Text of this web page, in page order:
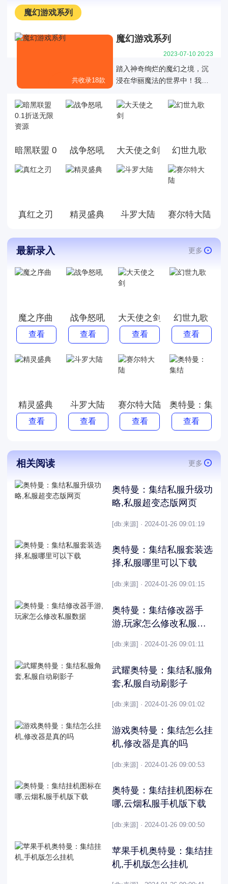
魔幻游戏系列
共收录18款
魔幻游戏系列
2023-07-10 20:23
踏入神奇绚烂的魔幻之境，沉
浸在华丽魔法的世界中！我们
幻游戏，充满了神秘的魔法力
量、令人屏息的战斗对决和丰
掌握炫目的魔法技能；或者化
势力抗争。无论您喜爱冒险、
策略、还是充满惊喜的故事情
足您的游戏需求。快来加入我
们，开启一段神奇的魔幻之旅
暗黑联盟 0.1折送无限资源
战争怒吼 大天使之剑 幻世九歌
真红之刃 精灵盛典 斗罗大陆 赛尔特大陆
最新录入 更多
魔之序曲
查看
战争怒吼
查看
大天使之剑
查看
幻世九歌
查看
精灵盛典
查看
斗罗大陆
查看
赛尔特大陆
查看
奥特曼：集结
查看
相关阅读 更多
奥特曼：集结私服升级功
略,私服超变态版网页
[db:来源] · 2024-01-26 09:01:19
奥特曼：集结私服套装选
择,私服哪里可以下载
[db:来源] · 2024-01-26 09:01:15
奥特曼：集结修改器手
游,玩家怎么修改私服数
[db:来源] · 2024-01-26 09:01:11
武耀奥特曼：集结私服角
套,私服自动刷影子
[db:来源] · 2024-01-26 09:01:02
游戏奥特曼：集结怎么挂
机,修改器是真的吗
[db:来源] · 2024-01-26 09:00:53
奥特曼：集结挂机图标在
哪,云烟私服手机版下载
[db:来源] · 2024-01-26 09:00:50
苹果手机奥特曼：集结挂
机,手机版怎么挂机